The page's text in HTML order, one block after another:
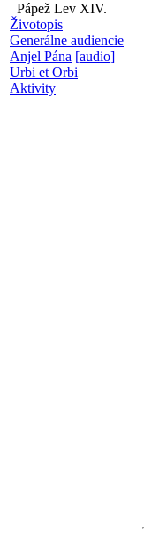
Pápež Lev XIV.
Životopis
Generálne audiencie
Anjel Pána [audio]
Urbi et Orbi
Aktivity